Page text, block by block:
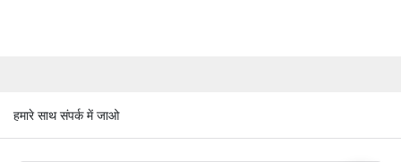
हमारे साथ संपर्क में जाओ